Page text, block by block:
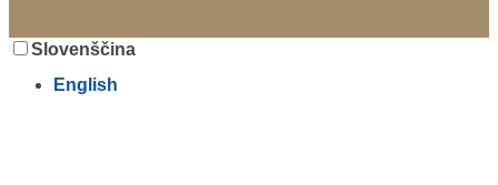
Slovenščina
English